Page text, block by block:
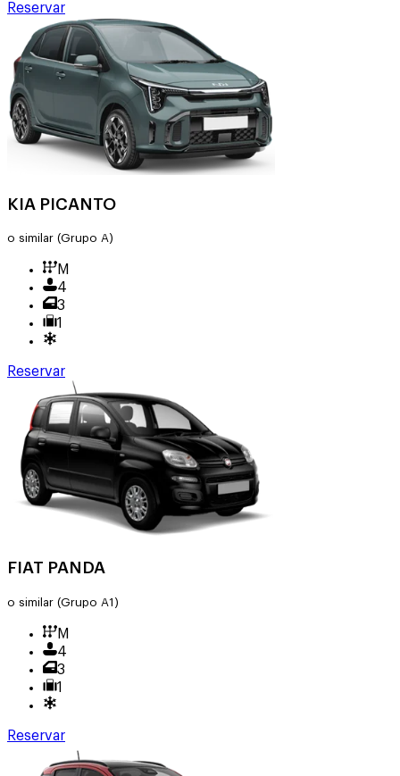
Reservar
KIA PICANTO
o similar (Grupo A)
M
4
3
1
Reservar
FIAT PANDA
o similar (Grupo A1)
M
4
3
1
Reservar